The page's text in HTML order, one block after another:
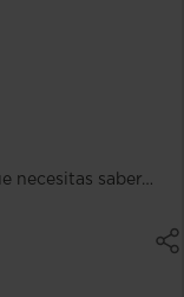
necesitas saber…